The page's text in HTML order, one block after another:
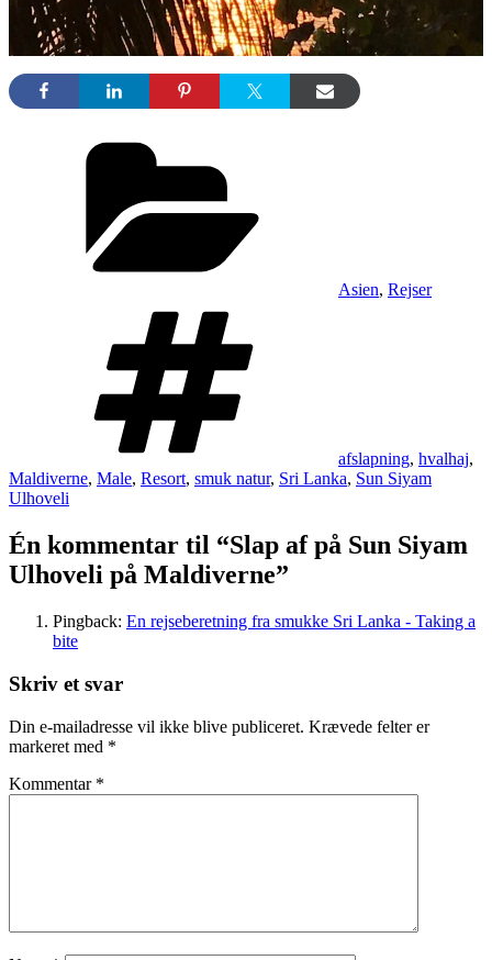
Asien, Rejser
afslapning, hvalhaj,
Maldiverne, Male, Resort, smuk natur, Sri Lanka, Sun Siyam
Ulhoveli
Én kommentar til “Slap af på Sun Siyam
Ulhoveli på Maldiverne”
Pingback: En rejseberetning fra smukke Sri Lanka - Taking a
bite
Skriv et svar
Din e-mailadresse vil ikke blive publiceret. Krævede felter er
markeret med *
Kommentar *